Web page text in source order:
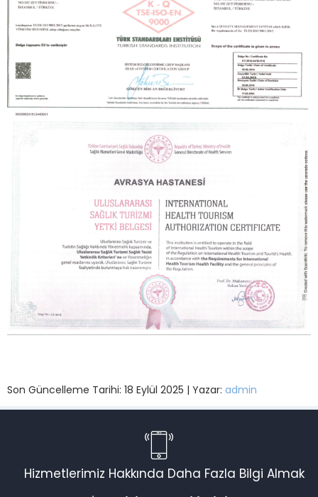
Son Güncelleme Tarihi: 18 Eylül 2025 | Yazar: admin
Hizmetlerimiz Hakkında Daha Fazla Bilgi Almak